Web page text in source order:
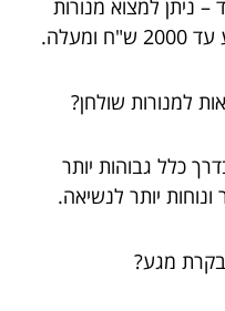
ניתן למצוא מנורות
כלל גבוהות יותר
יותר לנשיאה.